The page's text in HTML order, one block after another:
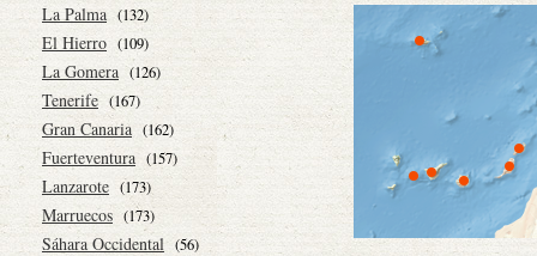
La Palma (132)
El Hierro (109)
La Gomera (126)
Tenerife (167)
Gran Canaria (162)
Fuerteventura (157)
Lanzarote (173)
Marruecos (173)
Sáhara Occidental (56)